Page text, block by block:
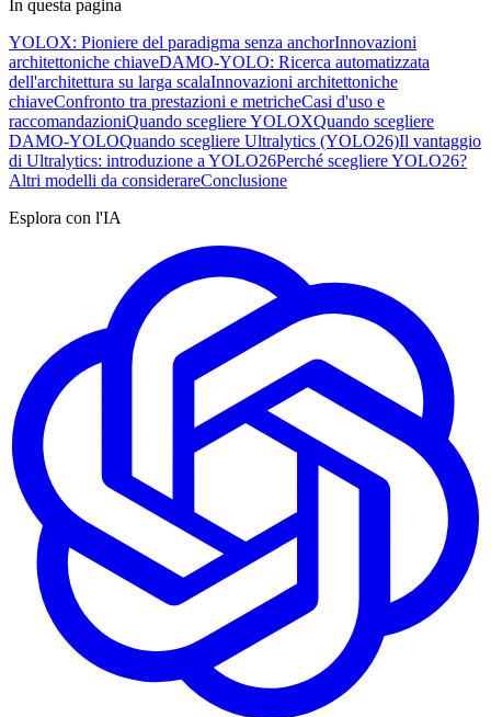
In questa pagina
YOLOX: Pioniere del paradigma senza anchorInnovazioni
architettoniche chiaveDAMO-YOLO: Ricerca automatizzata
dell'architettura su larga scalaInnovazioni architettoniche
chiaveConfronto tra prestazioni e metricheCasi d'uso e
raccomandazioniQuando scegliere YOLOXQuando scegliere
DAMO-YOLOQuando scegliere Ultralytics (YOLO26)Il vantaggio
di Ultralytics: introduzione a YOLO26Perché scegliere YOLO26?
Altri modelli da considerareConclusione
Esplora con l'IA